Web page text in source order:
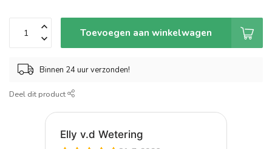
Toevoegen aan winkelwagen
Binnen 24 uur verzonden!
Deel dit product